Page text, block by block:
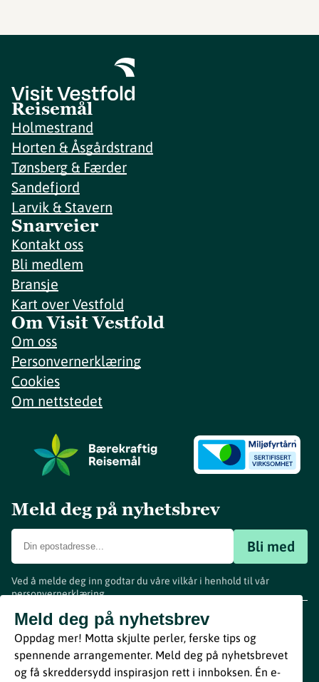
Reisemål
Holmestrand
Horten & Åsgårdstrand
Tønsberg & Færder
Sandefjord
Larvik & Stavern
Snarveier
Kontakt oss
Bli medlem
Bransje
Kart over Vestfold
Om Visit Vestfold
Om oss
Personvernerklæring
Cookies
Om nettstedet
Meld deg på nyhetsbrev
Bli med
Ved å melde deg inn godtar du våre vilkår i henhold til vår
personvernerklæring.
Meld deg på nyhetsbrev
Oppdag mer! Motta skjulte perler, ferske tips og
spennende arrangementer. Meld deg på nyhetsbrevet
og få skreddersydd inspirasjon rett i innboksen. Én e-
www.visitvestfold.com
Turistinformasjon
Vestfold Fylkeskommune
ByBreakfast